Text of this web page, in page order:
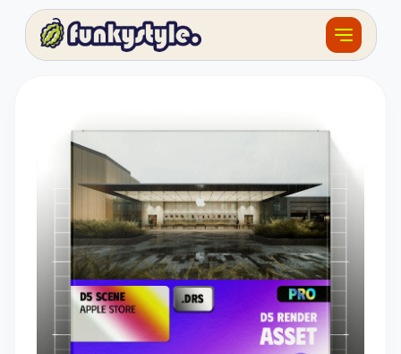
Khóa học
Sản phẩm
Giải thưởng
Đồ án
Feedback